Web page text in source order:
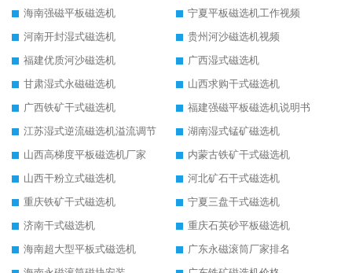
海南强磁平板磁选机
宁夏平板磁选机工作视频
河南开封湿式磁选机
贵州河沙磁选机视频
福建优质河沙磁选机
广西湿式磁选机
甘肃湿式永磁磁选机
山西求购干式磁选机
广西铁矿干式磁选机
福建强磁平板磁选机说明书
江苏湿式逆流磁选机溢流调节
湖南湿式锰矿磁选机
山西高梯度平板磁选机厂家
内蒙古铁矿干式磁选机
山西干粉立式磁选机
河北矿石干式磁选机
重庆铁矿干式磁选机
宁夏三盘干式磁选机
济南干式磁选机
重庆石英砂平板磁选机
海南超大型平板式磁选机
广东永磁滚筒厂家排名